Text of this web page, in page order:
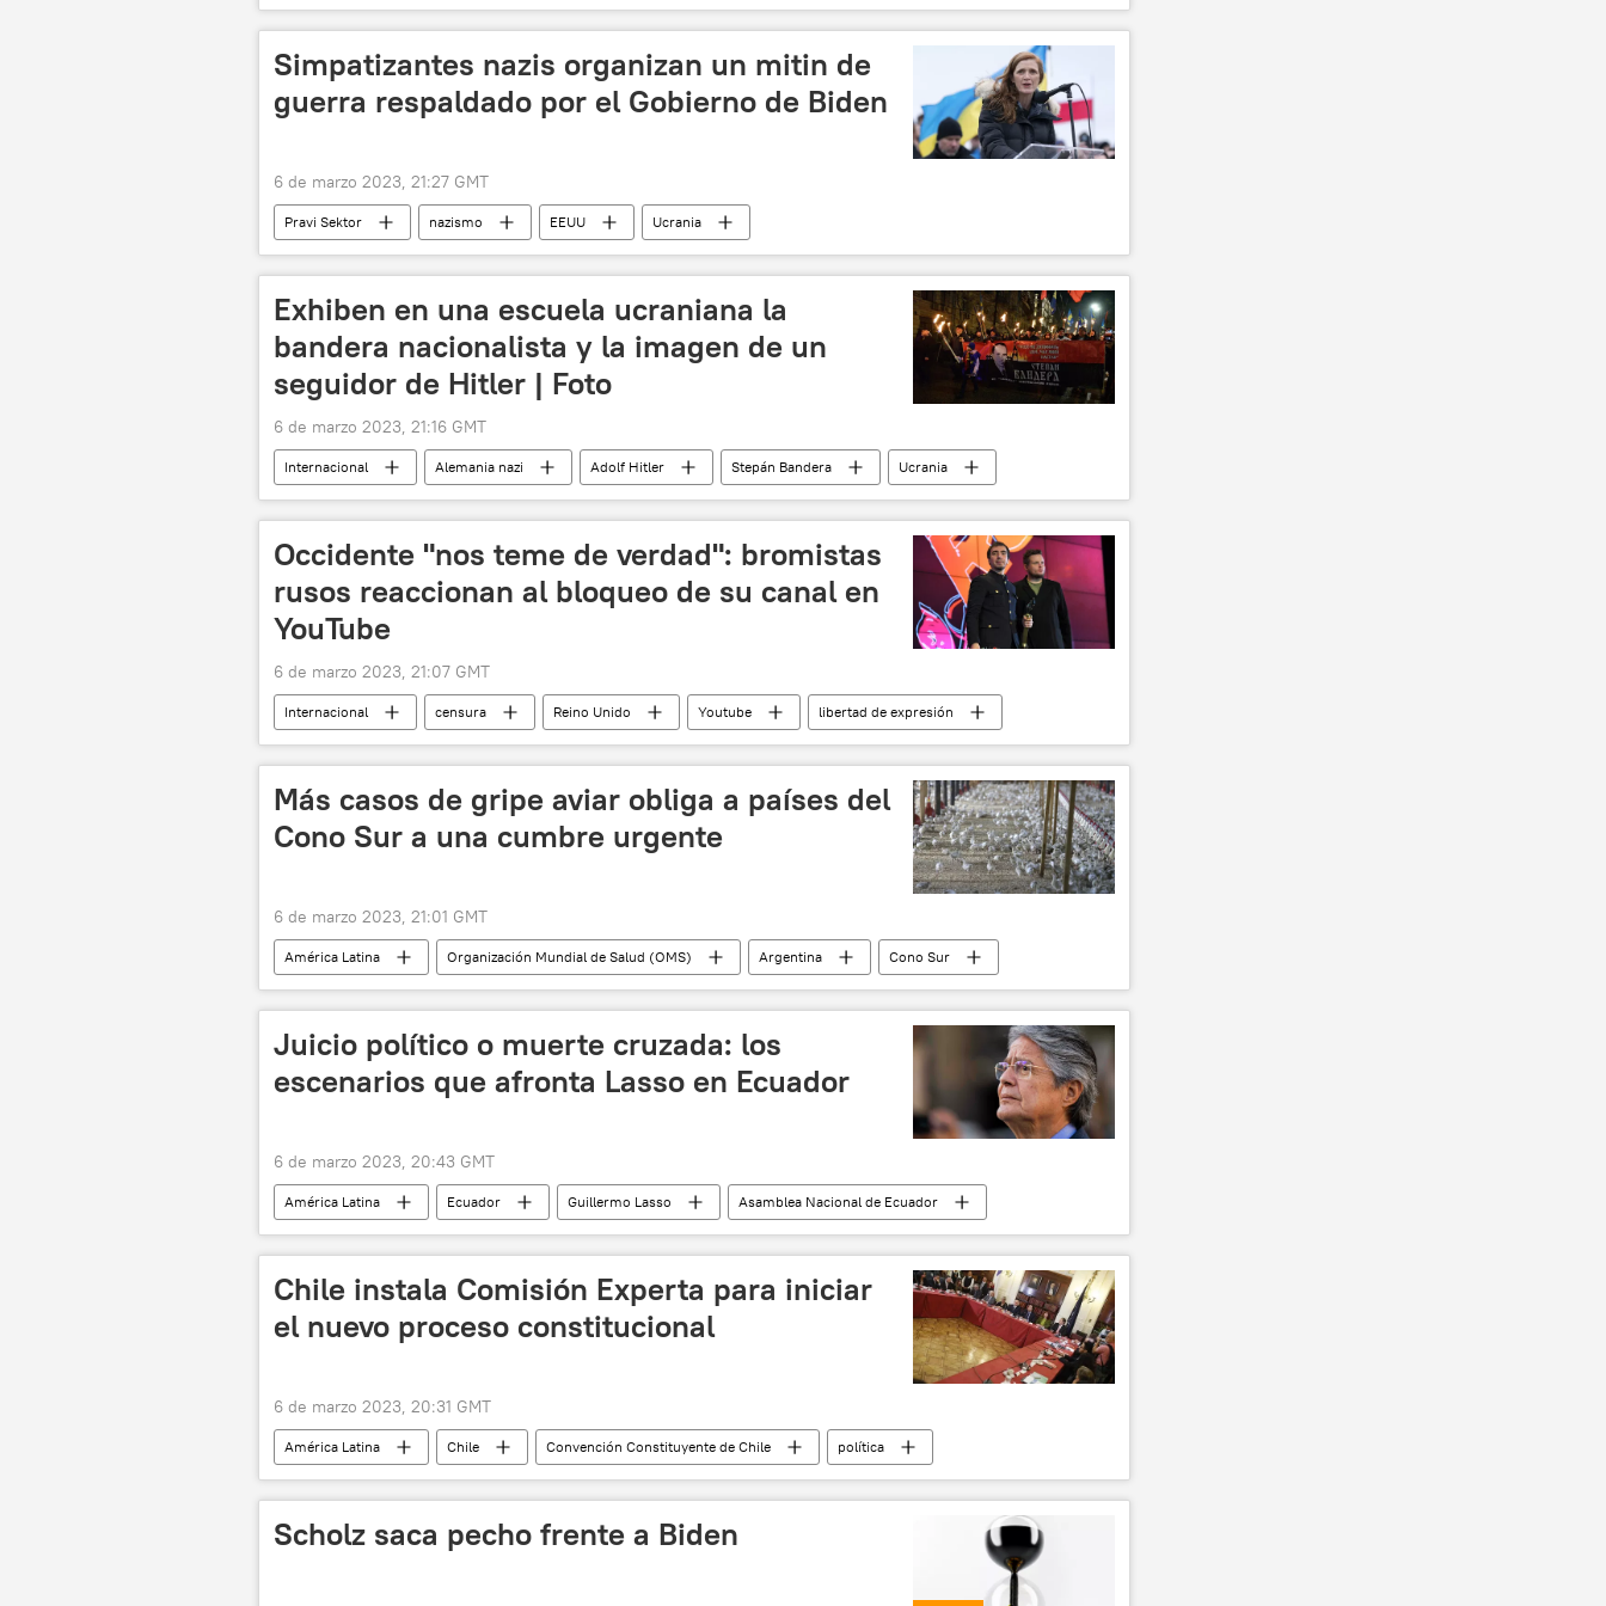
📰 Consecuencias económicas de las sanciones occidentales contra Rusia
Ucrania Rusia
Simpatizantes nazis organizan un mitin de
guerra respaldado por el Gobierno de Biden
6 de marzo 2023, 21:27 GMT
Pravi Sektor nazismo EEUU
Ucrania
📰 Operación rusa de desmilitarización y desnazificación de Ucrania
Azov (batallón)
Exhiben en una escuela ucraniana la
bandera nacionalista y la imagen de un
seguidor de Hitler | Foto
6 de marzo 2023, 21:16 GMT
Internacional Alemania nazi Adolf Hitler Stepán Bandera
Ucrania
Alemania
sociedad Ejército Insurgente Ucraniano (UPA)
🌍 Europa
Occidente "nos teme de verdad": bromistas
rusos reaccionan al bloqueo de su canal en
YouTube
6 de marzo 2023, 21:07 GMT
Internacional censura Reino Unido Youtube
libertad de expresión
🌍 Europa
política Occidente Lexus y Vovan Rusia
Más casos de gripe aviar obliga a países del
Cono Sur a una cumbre urgente
6 de marzo 2023, 21:01 GMT
América Latina Organización Mundial de Salud (OMS) Argentina
Cono Sur
Chile
Ministerio de Ganadería, Agricultura y Pesca de Uruguay H5N1
Brasil
Juicio político o muerte cruzada: los
escenarios que afronta Lasso en Ecuador
6 de marzo 2023, 20:43 GMT
América Latina Ecuador Guillermo Lasso
Asamblea Nacional de Ecuador
destitución
📰 Juicio político contra Guillermo Lasso
Chile instala Comisión Experta para iniciar
el nuevo proceso constitucional
6 de marzo 2023, 20:31 GMT
América Latina Chile Convención Constituyente de Chile política
Scholz saca pecho frente a Biden